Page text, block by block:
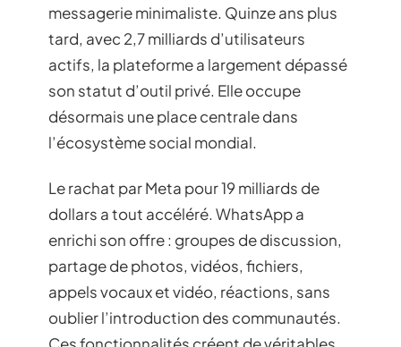
messagerie minimaliste. Quinze ans plus
tard, avec 2,7 milliards d’utilisateurs
actifs, la plateforme a largement dépassé
son statut d’outil privé. Elle occupe
désormais une place centrale dans
l’écosystème social mondial.
Le rachat par Meta pour 19 milliards de
dollars a tout accéléré. WhatsApp a
enrichi son offre : groupes de discussion,
partage de photos, vidéos, fichiers,
appels vocaux et vidéo, réactions, sans
oublier l’introduction des communautés.